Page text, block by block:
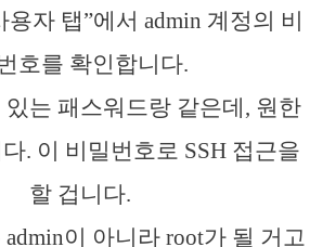
자 탭”에서 admin 계정의 비
호를 확인합니다.
는 패스워드랑 같은데, 원한
. 이 비밀번호로 SSH 접근을
할 겁니다.
이 아니라 root가 될 거고